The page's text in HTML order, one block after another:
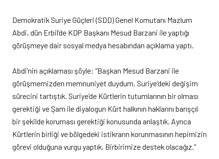
Demokratik Suriye Güçleri (SDD) Genel Komutanı Mazlum
Abdi, dün Erbil’de KDP Başkanı Mesud Barzani ile yaptığı
görüşmeye dair sosyal medya hesabından açıklama yaptı.
Abdi’nin açıklaması şöyle: “Başkan Mesud Barzani ile
görüşmemizden memnuniyet duydum. Suriye’deki değişim
sürecini tartıştık. Suriye’de Kürtlerin tutumlarının bir olması
gerektiği ve Şam ile diyalogun Kürt halkının haklarını barışçıl
bir şekilde koruması gerektiği konusunda anlaştık. Ayrıca
Kürtlerin birliği ve bölgedeki istikrarın korunmasının hepimizin
görevi olduğuna vurgu yaptık. Birbirimize destek olacağız.”